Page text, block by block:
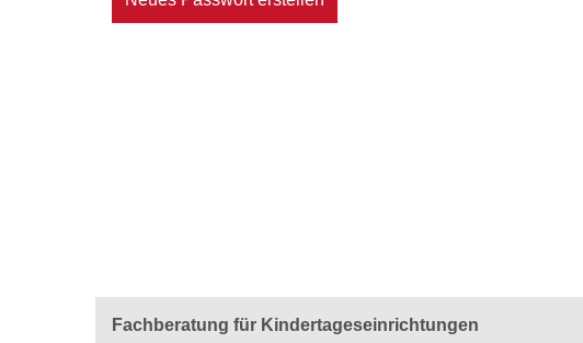
Fachberatung für Kindertageseinrichtungen